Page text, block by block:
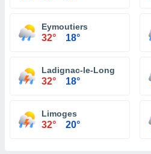
Eymoutiers
32° 18°
Ladignac-le-Long
32° 18°
Limoges
32° 20°